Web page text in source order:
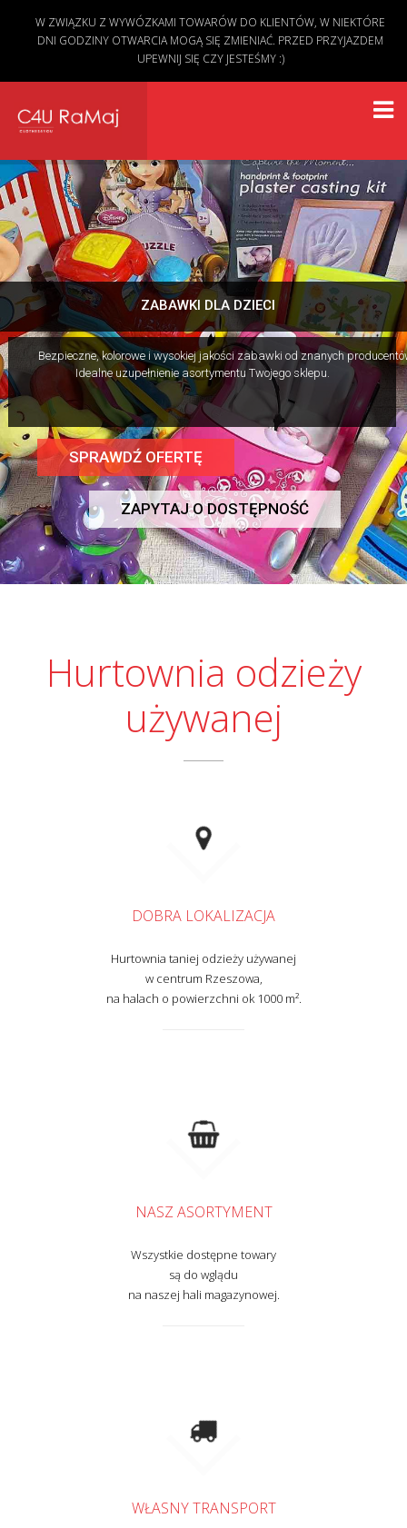
ZABAWKI DLA DZIECI
Bezpieczne, kolorowe i wysokiej jakości zabawki od znanych
Idealne uzupełnienie asortymentu Twojego sklepu.
SPRAWDŹ OFERTĘ
ZAPYTAJ O DOSTĘPNOŚĆ
Hurtownia odzieży
używanej
DOBRA LOKALIZACJA
Hurtownia taniej odzieży używanej
w centrum Rzeszowa,
na halach o powierzchni ok 1000 m².
NASZ ASORTYMENT
Wszystkie dostępne towary
są do wglądu
na naszej hali magazynowej.
WŁASNY TRANSPORT
W ZWIĄZKU Z WYWÓZKAMI TOWARÓW DO KLIENTÓW, W NIEKTÓRE
DNI GODZINY OTWARCIA MOGĄ SIĘ ZMIENIAĆ. PRZED PRZYJAZDEM
UPEWNIJ SIĘ CZY JESTEŚMY :)